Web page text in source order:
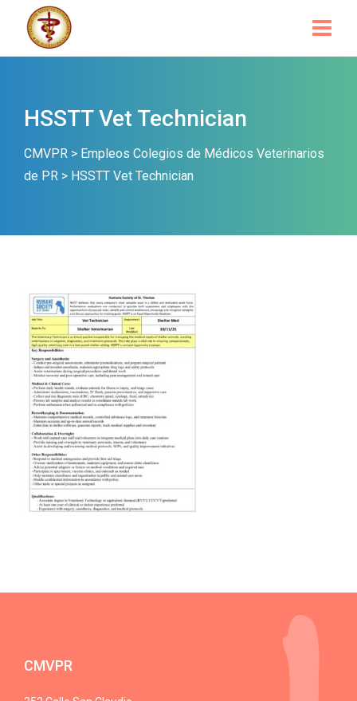
HSSTT Vet Technician
CMVPR > Empleos Colegios de Médicos Veterinarios
de PR > HSSTT Vet Technician
CMVPR